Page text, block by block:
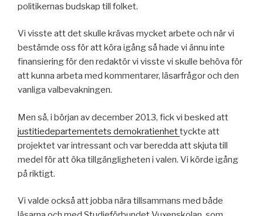
politikernas budskap till folket.
Vi visste att det skulle krävas mycket arbete och när vi
bestämde oss för att köra igång så hade vi ännu inte
finansiering för den redaktör vi visste vi skulle behöva för
att kunna arbeta med kommentarer, läsarfrågor och den
vanliga valbevakningen.
Men så, i början av december 2013, fick vi besked att
justitiedepartementets demokratienhettyckte att
projektet var intressant och var beredda att skjuta till
medel för att öka tillgängligheten i valen. Vi körde igång
på riktigt.
Vi valde också att jobba nära tillsammans med både